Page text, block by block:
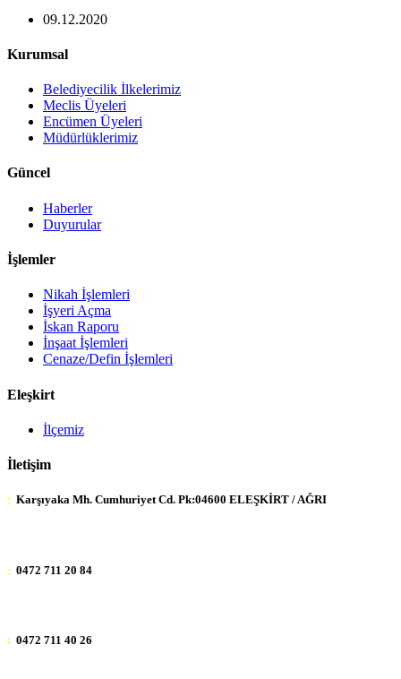
09.12.2020
Kurumsal
Belediyecilik İlkelerimiz
Meclis Üyeleri
Encümen Üyeleri
Müdürlüklerimiz
Güncel
Haberler
Duyurular
İşlemler
Nikah İşlemleri
İşyeri Açma
İskan Raporu
İnşaat İşlemleri
Cenaze/Defin İşlemleri
Eleşkirt
İlçemiz
İletişim
: Karşıyaka Mh. Cumhuriyet Cd. Pk:04600 ELEŞKİRT / AĞRI
: 0472 711 20 84
: 0472 711 40 26